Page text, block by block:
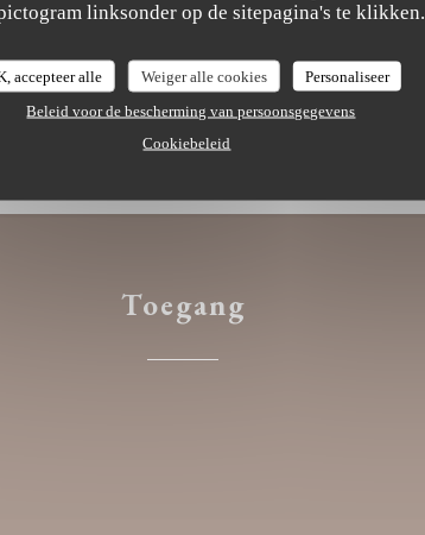
linksonder op de sitepagina's te klikken.
accepteer alle Weiger alle cookies
Personaliseer
Beleid voor de bescherming van persoonsgegevens
Cookiebeleid
Toegang